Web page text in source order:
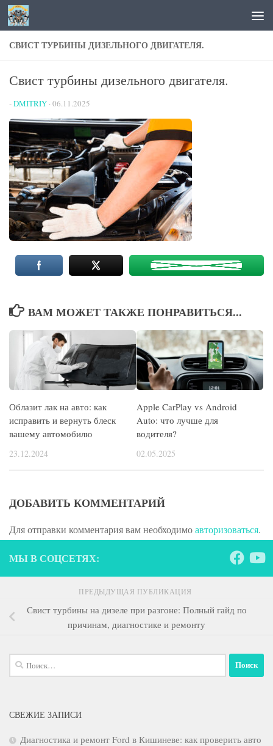
Перейти к содержимому
СВИСТ ТУРБИНЫ ДИЗЕЛЬНОГО ДВИГАТЕЛЯ.
Свист турбины дизельного двигателя.
-DMITRIY · 06.11.2025
ВАМ МОЖЕТ ТАКЖЕ ПОНРАВИТЬСЯ...
Облазит лак на авто: как
исправить и вернуть блеск
вашему автомобилю
23.12.2024
Apple CarPlay vs Android
Auto: что лучше для
водителя?
02.05.2025
ДОБАВИТЬ КОММЕНТАРИЙ
Для отправки комментария вам необходимоавторизоваться.
МЫ В СОЦСЕТЯХ:
ПРЕДЫДУЩАЯ ПУБЛИКАЦИЯ
Свист турбины на дизеле при разгоне: Полный гайд по
причинам, диагностике и ремонту
Найти:
СВЕЖИЕ ЗАПИСИ
Диагностика и ремонт Ford в Кишиневе: как проверить авто